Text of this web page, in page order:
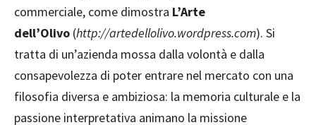
commerciale, come dimostra L’Arte
dell’Olivo (http://artedellolivo.wordpress.com). Si
tratta di un’azienda mossa dalla volontà e dalla
consapevolezza di poter entrare nel mercato con una
filosofia diversa e ambiziosa: la memoria culturale e la
passione interpretativa animano la missione